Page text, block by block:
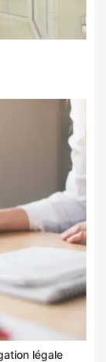
légale